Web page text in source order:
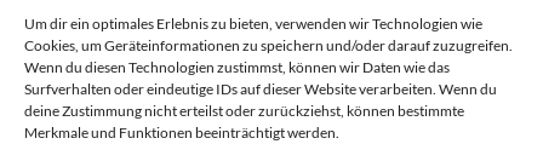
Um dir ein optimales Erlebnis zu bieten, verwenden wir Technologien wie
Cookies, um Geräteinformationen zu speichern und/oder darauf zuzugreifen.
Wenn du diesen Technologien zustimmst, können wir Daten wie das
Surfverhalten oder eindeutige IDs auf dieser Website verarbeiten. Wenn du
deine Zustimmung nicht erteilst oder zurückziehst, können bestimmte
Merkmale und Funktionen beeinträchtigt werden.